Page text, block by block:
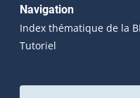
Navigation
Index thématique de la
Tutoriel